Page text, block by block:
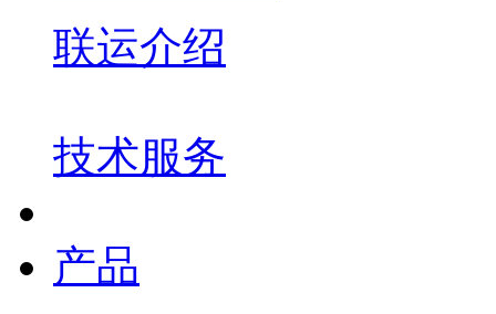
联运介绍
技术服务
产品